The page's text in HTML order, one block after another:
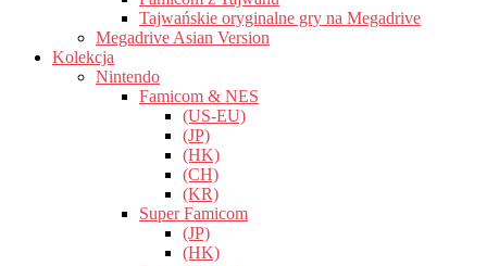
Tajwańskie oryginalne gry na Megadrive
Megadrive Asian Version
Kolekcja
Nintendo
Famicom & NES
(US-EU)
(JP)
(HK)
(CH)
(KR)
Super Famicom
(JP)
(HK)